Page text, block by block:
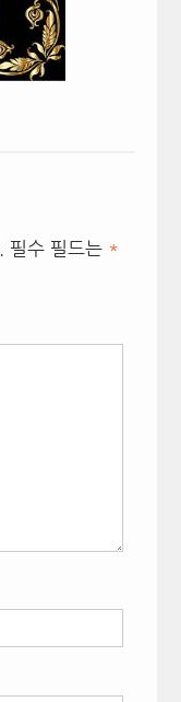
필수 필드는 *